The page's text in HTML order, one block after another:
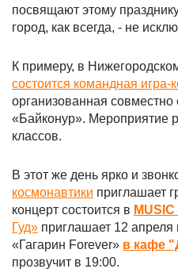
посвящают этому
город, как всегда, - не
К примеру, в
состоится командная игра-
организованная
«Байконур». Мероприятие
классов.
В этот же день ярко и
космонавтики приглашает
концерт состоится в
Гуд» приглашает 12 апреля
«Гагарин Forever» в кафе
прозвучит в 19:00.